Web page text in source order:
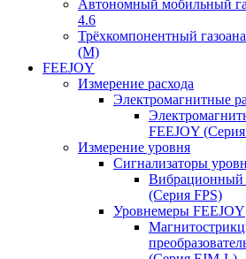
Автономный мобильный
4.6
Трёхкомпонентный
(М)
FEEJOY
Измерение расхода
Электромагнитные
FEEJOY
Измерение уровня
Сигнализаторы
Вибрационный
(Серия FPS)
Уровнемеры FEEJOY